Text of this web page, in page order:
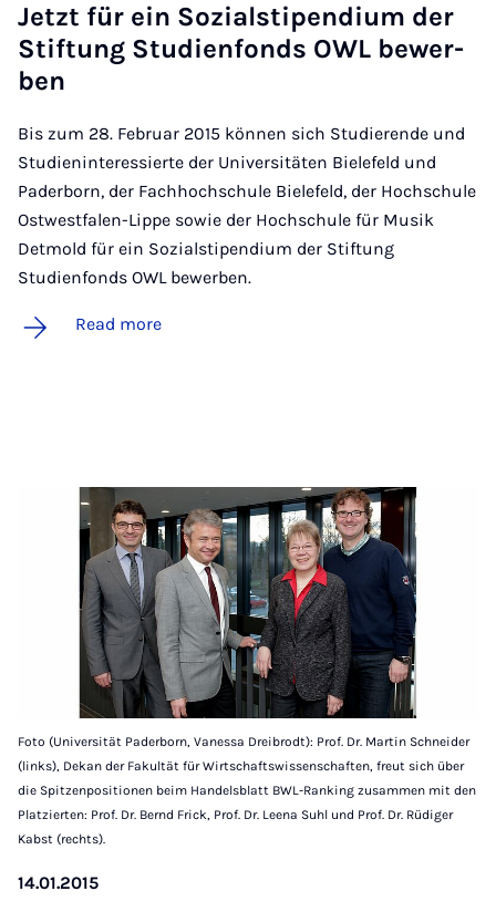
Jet­zt für ein Sozi­al­sti­pen­di­um der
Stif­tung Stud­i­en­fonds OWL be­w­er­
ben
Bis zum 28. Februar 2015 können sich Studierende und
Studieninteressierte der Universitäten Bielefeld und
Paderborn, der Fachhochschule Bielefeld, der Hochschule
Ostwestfalen-Lippe sowie der Hochschule für Musik
Detmold für ein Sozialstipendium der Stiftung
Studienfonds OWL bewerben.
Read more
Foto (Universität Paderborn, Vanessa Dreibrodt): Prof. Dr. Martin Schneider
(links), Dekan der Fakultät für Wirtschaftswissenschaften, freut sich über
die Spitzenpositionen beim Handelsblatt BWL-Ranking zusammen mit den
Platzierten: Prof. Dr. Bernd Frick, Prof. Dr. Leena Suhl und Prof. Dr. Rüdiger
Kabst (rechts).
14.01.2015